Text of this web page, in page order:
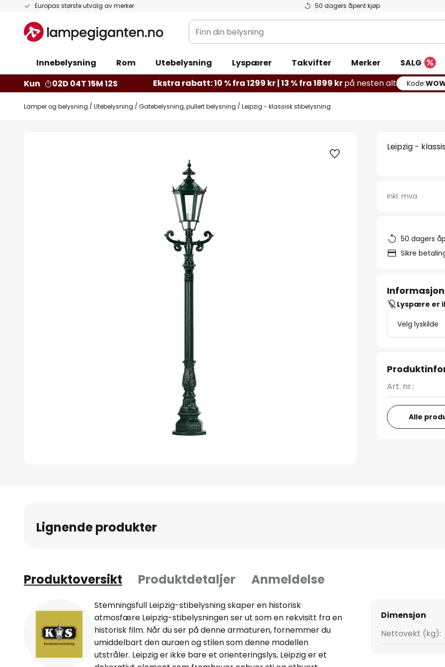
Europas største utvalg av merker 50 dagers åpent kjøp
Hopp
innhold
Finn
din
Innebelysning
Rom Utebelysning Lyspærer Takvifter Merker
SALG
Kun
02D 04T 15M 11S Ekstra rabatt: 10 % fra 1299 kr | 13 % fra 1899 krpå nesten alt Kode:
Lamper og belysning Utebelysning Gatebelysning, pullert belysning Leipzig - klassisk stibelysning
bildegalleri
Leipzig -
inkl. mva.
50 dagers
Sikre
Lyspære er
Velg lyskilde
Art. nr.:
Alle
Lignende produkter
Produktoversikt Produktdetaljer Anmeldelse
Stemningsfull Leipzig-stibelysning skaper en historisk
atmosfære Leipzig-stibelysningen ser ut som en rekvisitt fra en
historisk film. Når du ser på denne armaturen, fornemmer du
umiddelbart den auraen og stilen som denne modellen
utstråler. Leipzig er ikke bare et orienteringslys, Leipzig er et
Dimensjon
Nettovekt (kg):